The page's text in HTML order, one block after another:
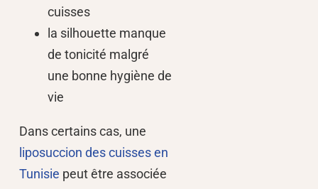
cuisses
la silhouette manque
de tonicité malgré
une bonne hygiène de
vie
Dans certains cas, une
liposuccion des cuisses en
Tunisie peut être associée